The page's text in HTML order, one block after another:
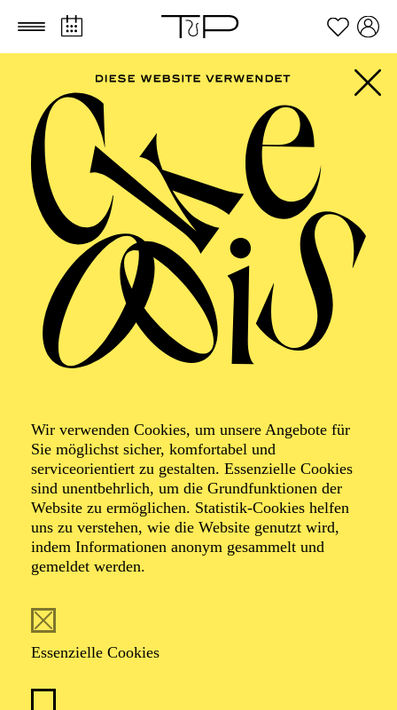
Zum Hauptinhalt springen Zum Footer springen
Wir verwenden Cookies, um unsere Angebote für
Sie möglichst sicher, komfortabel und
serviceorientiert zu gestalten. Essenzielle Cookies
sind unentbehrlich, um die Grundfunktionen der
Website zu ermöglichen. Statistik-Cookies helfen
uns zu verstehen, wie die Website genutzt wird,
indem Informationen anonym gesammelt und
gemeldet werden.
Essenzielle Cookies
PHILHARMONIE
Philharmonie entdecken · Babykonzert
"Hör mal, wie das
klingt" IV
TICKETS
TERMIN
Mittwoch 9. Juni 2027
Donnerstag 10. Juni 2027
Für Babys bis 1 Jahr